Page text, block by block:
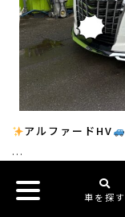
アルファードHV
…
車を探す